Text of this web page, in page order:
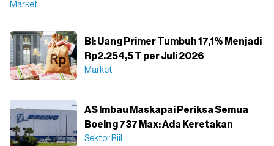
Market
BI: Uang Primer Tumbuh 17,1% Menjadi
Rp2.254,5 T per Juli 2026
Market
AS Imbau Maskapai Periksa Semua
Boeing 737 Max: Ada Keretakan
Sektor Riil